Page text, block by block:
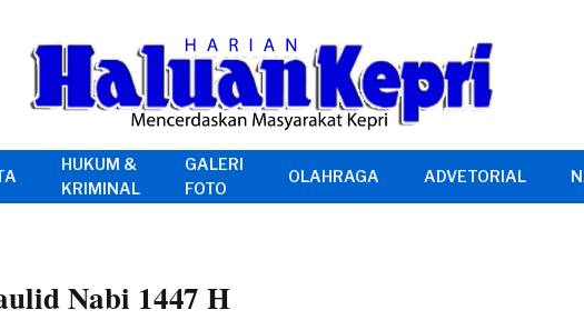
HUKUM &
KRIMINAL
GALERI
FOTO
OLAHRAGA ADVETORIAL
Nabi 1447 H